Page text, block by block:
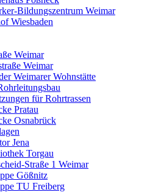
Bildungszentrum Weimar
Wiesbaden
Weimar
Weimar
Weimarer Wohnstätte
für Rohrtrassen
Pratau
Osnabrück
Jena
Torgau
Straße 1 Weimar
Gößnitz
TU Freiberg